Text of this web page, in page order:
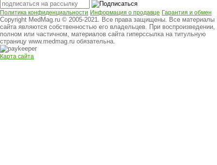
Политика конфиденциальности Информация о продавце Гарантия и обмен
Copyright MedMag.ru © 2005-2021. Все права защищены. Все материалы
сайта являются собственностью его владельцев. При воспроизведении,
полном или частичном, материалов сайта гиперссылка на титульную
страницу www.medmag.ru обязательна.
Карта сайта